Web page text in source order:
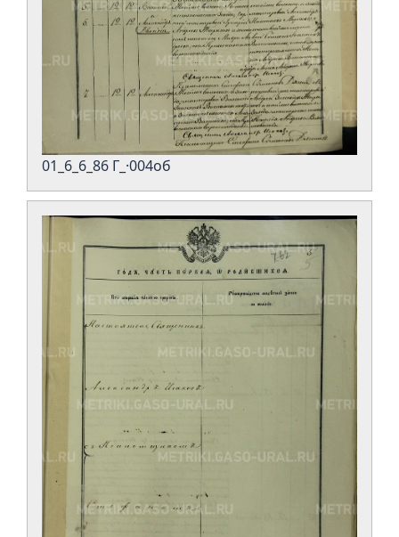
01_6_6_86 Г_·004об